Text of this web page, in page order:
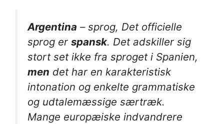
Argentina – sprog, Det officielle
sprog er spansk. Det adskiller sig
stort set ikke fra sproget i Spanien,
men det har en karakteristisk
intonation og enkelte grammatiske
og udtalemæssige særtræk.
Mange europæiske indvandrere